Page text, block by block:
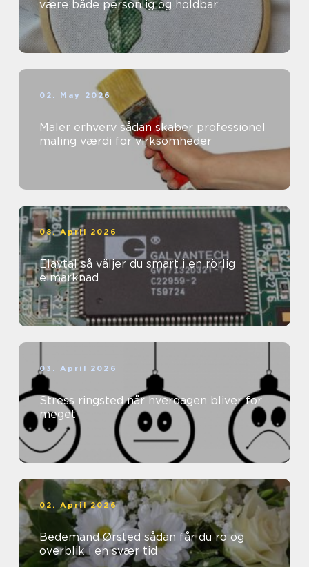
være både personlig og holdbar
02. May 2026
Maler erhverv sådan skaber professionel
maling værdi for virksomheder
08. April 2026
Elavtal så väljer du smart i en rörlig
elmarknad
03. April 2026
Stress ringsted når hverdagen bliver for
meget
02. April 2026
Bedemand Ørsted sådan får du ro og
overblik i en svær tid